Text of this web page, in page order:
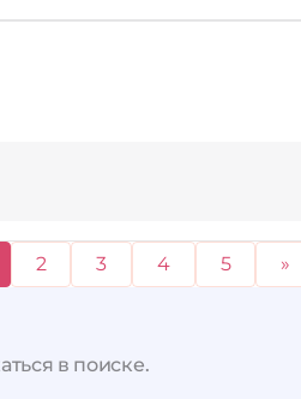
2 3 4 5 »
в поиске.